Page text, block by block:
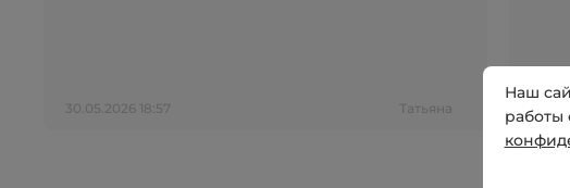
30.05.2026 18:57 Татьяна
Наш
работы